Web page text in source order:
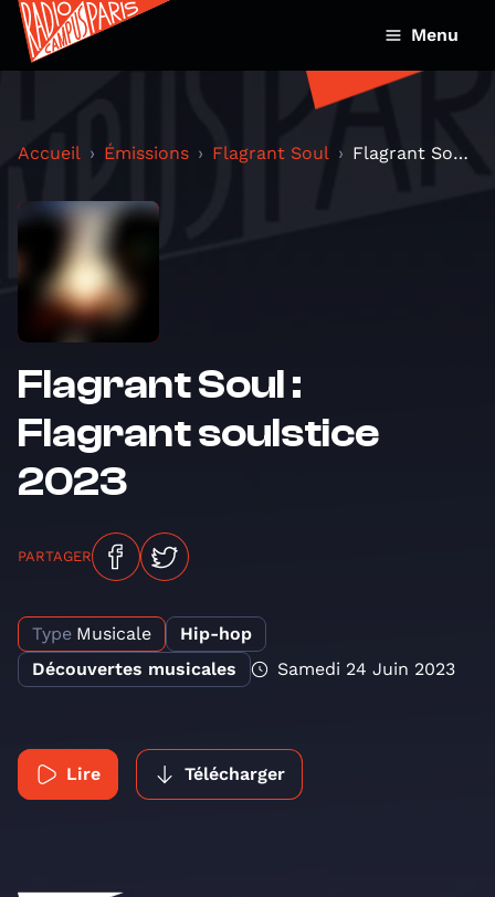
Menu
Accueil Émissions Flagrant Soul Flagrant Soul : Flagrant soulstice 2023
Flagrant Soul :
Flagrant soulstice
2023
PARTAGER
Type Musicale
Hip-hop
Découvertes musicales
Samedi 24 Juin 2023
Lire Télécharger